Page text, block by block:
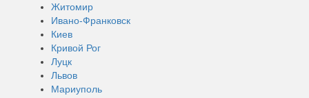
Житомир
Ивано-Франковск
Киев
Кривой Рог
Луцк
Львов
Мариуполь